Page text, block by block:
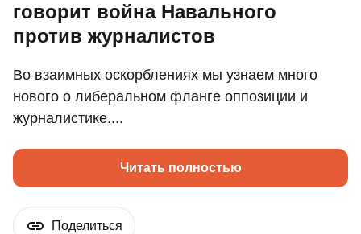
говорит война Навального
против журналистов
Во взаимных оскорблениях мы узнаем много
нового о либеральном фланге оппозиции и
журналистике....
Читать полностью
Поделиться